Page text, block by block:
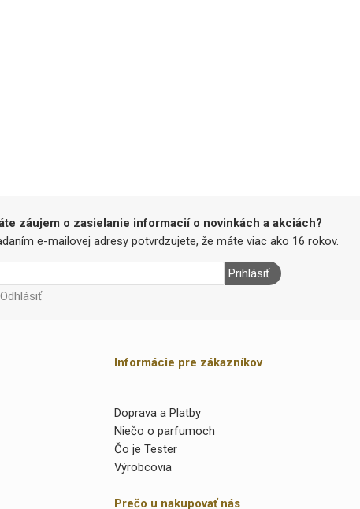
záujem o zasielanie informacií o novinkách a akciách?
e-mailovej adresy potvrdzujete, že máte viac ako 16 rokov.
Prihlásiť
Odhlásiť
Informácie pre zákazníkov
Doprava a Platby
Niečo o parfumoch
Čo je Tester
Výrobcovia
Prečo u nakupovať nás